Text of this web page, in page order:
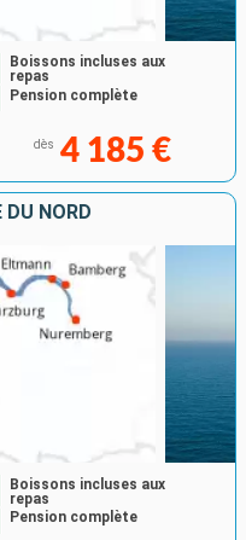
Boissons incluses aux
repas
Pension complète
dès 4 185 €
DU NORD
Boissons incluses aux
repas
Pension complète